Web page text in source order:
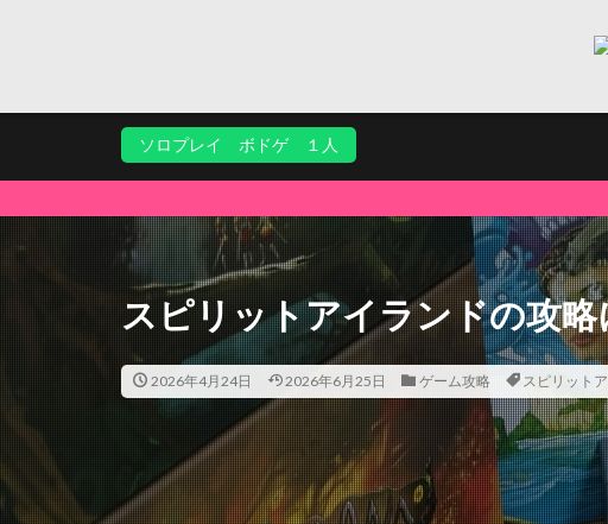
ソロプレイ ボドゲ １人
スピリットアイランドの攻
2026年4月24日 2026年6月25日 ゲーム攻略 スピリット